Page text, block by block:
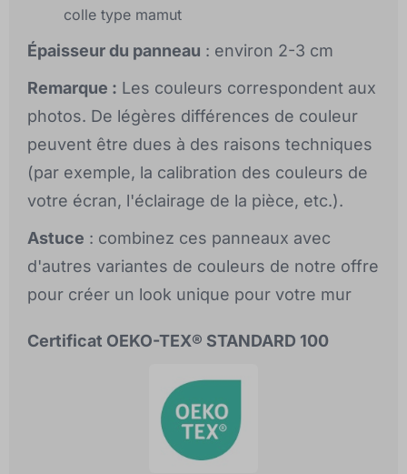
colle type mamut
Épaisseur du panneau : environ 2-3 cm
Remarque : Les couleurs correspondent aux
photos. De légères différences de couleur
peuvent être dues à des raisons techniques
(par exemple, la calibration des couleurs de
votre écran, l'éclairage de la pièce, etc.).
Astuce : combinez ces panneaux avec
d'autres variantes de couleurs de notre offre
pour créer un look unique pour votre mur
Certificat OEKO-TEX® STANDARD 100